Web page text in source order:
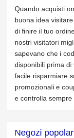
Quando acquisti
buona idea
di finire il tuo
nostri visitatori
sapevano che i
disponibili prima
facile risparmiare
promozionali e
e controlla
Negozi